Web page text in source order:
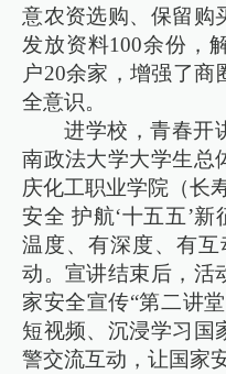
意农资选购、保留购
发放资料100余份，
户20余家，增强了
全意识。
进学校，青春开
南政法大学大学生总
庆化工职业学院（长
安全 护航‘十五五’
温度、有深度、有
动。宣讲结束后，活
家安全宣传“第二讲
短视频、沉浸学习国
警交流互动，让国家